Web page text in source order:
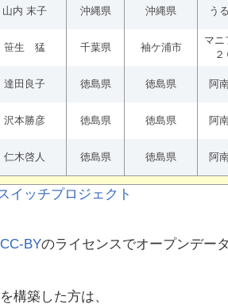
山内 末子 沖縄県 沖縄県 う
笹生 猛 千葉県 袖ケ浦市
マニ
２
達田良子 徳島県 徳島県 阿
沢本勝彦 徳島県 徳島県 阿
仁木啓人 徳島県 徳島県 阿
BYのライセンスでオープンデー
構築した方は、